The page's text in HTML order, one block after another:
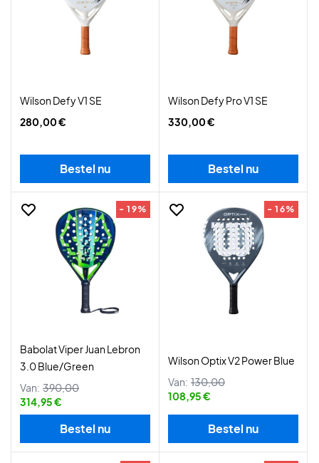
Wilson Defy V1 SE
280,00 €
Bestel nu
Wilson Defy Pro V1 SE
330,00 €
Bestel nu
- 19%
Babolat Viper Juan Lebron
3.0 Blue/Green
Van: 390,00
314,95 €
Bestel nu
- 16%
Wilson Optix V2 Power Blue
Van: 130,00
108,95 €
Bestel nu